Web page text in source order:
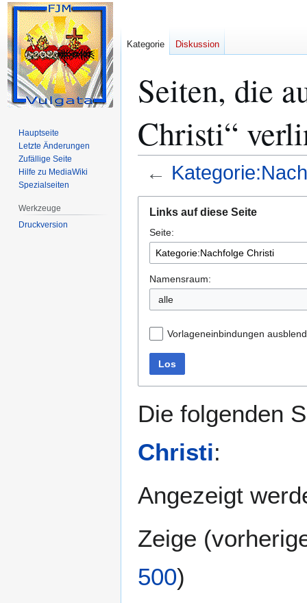
Seiten, die
Christi“
←
Navigation
springen
Suche
springen
Links auf diese Seite
Seite:
Namensraum:
alle
Vorlageneinbindungen
Los
Die folgenden
Christi:
Angezeigt
Zeige (
500)
Kategorie Diskussion
Hauptseite
Letzte Änderungen
Zufällige Seite
Hilfe zu MediaWiki
Spezialseiten
Werkzeuge
Druckversion